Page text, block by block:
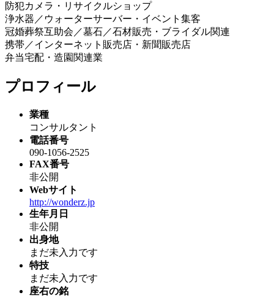
防犯カメラ・リサイクルショップ
浄水器／ウォーターサーバー・イベント集客
冠婚葬祭互助会／墓石／石材販売・ブライダル関連
携帯／インターネット販売店・新聞販売店
弁当宅配・造園関連業
プロフィール
業種
コンサルタント
電話番号
090-1056-2525
FAX番号
非公開
Webサイト
http://wonderz.jp
生年月日
非公開
出身地
まだ未入力です
特技
まだ未入力です
座右の銘